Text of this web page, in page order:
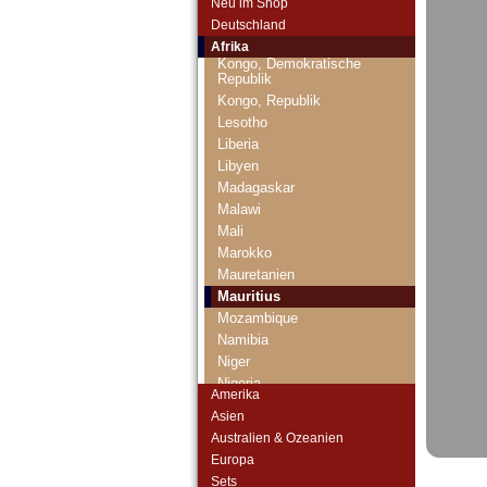
Deutschland
Afrika
Kenia
Komoren
Kongo, Demokratische
Republik
Kongo, Republik
Lesotho
Liberia
Libyen
Madagaskar
Malawi
Mali
Marokko
Mauretanien
Mauritius
Mozambique
Namibia
Niger
Nigeria
Rhodesien & Nyasaland
Amerika
Asien
Australien & Ozeanien
Europa
Sets